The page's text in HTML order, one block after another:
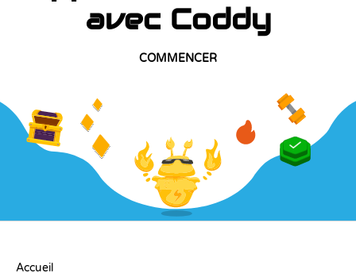
avec Coddy
COMMENCER
Accueil